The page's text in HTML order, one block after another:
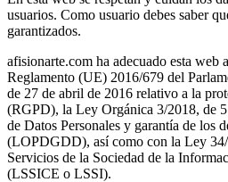
usuarios. Como usuario debes saber
garantizados.
afisionarte.com ha adecuado esta web
Reglamento (UE) 2016/679 del
de 27 de abril de 2016 relativo a la
(RGPD), la Ley Orgánica 3/2018, de
de Datos Personales y garantía de los
(LOPDGDD), así como con la Ley
Servicios de la Sociedad de la
(LSSICE o LSSI).